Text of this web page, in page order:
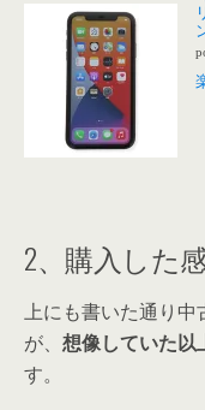
2、購入した
上にも書いた通り中
が、 想像していた以
す。